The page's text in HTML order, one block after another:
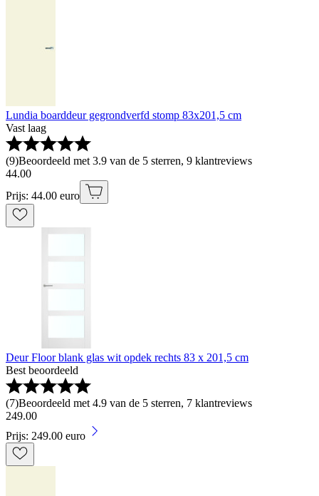
Lundia boarddeur gegrondverfd stomp 83x201,5 cm
Vast laag
(9)Beoordeeld met 3.9 van de 5 sterren, 9 klantreviews
44.00
Prijs: 44.00 euro
Deur Floor blank glas wit opdek rechts 83 x 201,5 cm
Best beoordeeld
(7)Beoordeeld met 4.9 van de 5 sterren, 7 klantreviews
249.00
Prijs: 249.00 euro